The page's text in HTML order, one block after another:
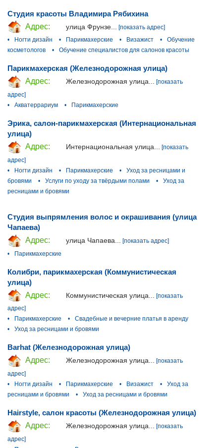
Студия красоты Владимира Рябихина
Адрес:
улица Фрунзе...
[показать адрес]
•
Ногти дизайн • Парикмахерские • Визажист •
Обучение
косметологов
• Обучение специалистов для салонов красоты
Парикмахерская (Железнодорожная улица)
Адрес:
Железнодорожная улица... [показать
адрес]
•
Акватеррариум • Парикмахерские
Эрика, салон-парикмахерская (Интернациональная
улица)
Адрес:
Интернациональная улица...
[показать
адрес]
•
Ногти дизайн • Парикмахерские •
Уход за ресницами и
бровями
• Услуги по уходу за твёрдыми полами •
Уход за
ресницами и бровями
Студия выпрямления волос и окрашивания (улица
Чапаева)
Адрес:
улица Чапаева...
[показать адрес]
•
Парикмахерские
Колибри, парикмахерская (Коммунистическая
улица)
Адрес:
Коммунистическая улица...
[показать
адрес]
•
Парикмахерские •
Свадебные и вечерние платья в аренду
•
Уход за ресницами и бровями
Barhat (Железнодорожная улица)
Адрес:
Железнодорожная улица... [показать
адрес]
•
Ногти дизайн • Парикмахерские • Визажист •
Уход за
ресницами и бровями
• Уход за ресницами и бровями
Hairstyle, салон красоты (Железнодорожная улица)
Адрес:
Железнодорожная улица...
[показать
адрес]